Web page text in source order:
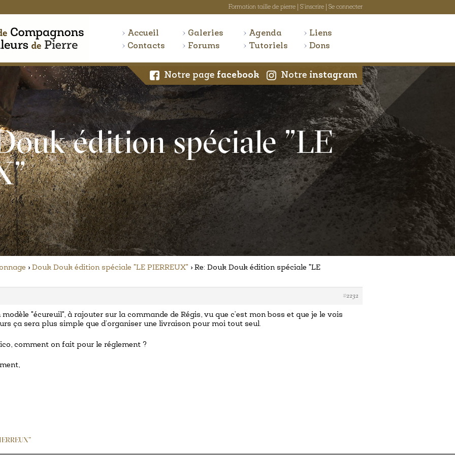
Formation taille de pierre S'inscrire Se connecter
Accueil Galeries Agenda
Liens
Contacts
Forums Tutoriels Dons
Notre page facebook Notre instagram
édition spéciale "LE
› Douk Douk édition spéciale "LE PIERREUX" › Re: Douk Douk édition spéciale "LE
#2232
"écureuil", à rajouter sur la commande de Régis, vu que c’est mon boss et que je le vois
ça sera plus simple que d’organiser une livraison pour moi tout seul.
comment on fait pour le réglement ?